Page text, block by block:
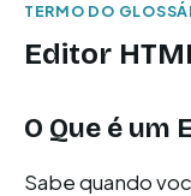
TERMO DO
Editor
O Que é um
Sabe quando